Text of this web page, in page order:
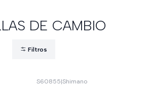
DE CAMBIO
Filtros
S60855|Shimano